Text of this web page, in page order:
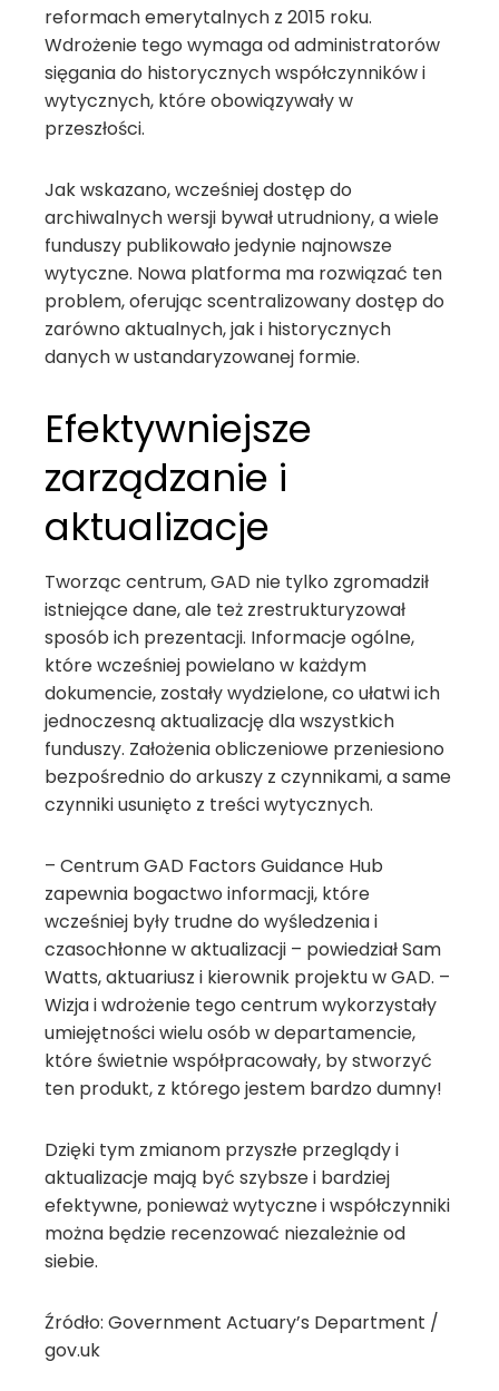
reformach emerytalnych z 2015 roku.
Wdrożenie tego wymaga od administratorów
sięgania do historycznych współczynników i
wytycznych, które obowiązywały w
przeszłości.
Jak wskazano, wcześniej dostęp do
archiwalnych wersji bywał utrudniony, a wiele
funduszy publikowało jedynie najnowsze
wytyczne. Nowa platforma ma rozwiązać ten
problem, oferując scentralizowany dostęp do
zarówno aktualnych, jak i historycznych
danych w ustandaryzowanej formie.
Efektywniejsze
zarządzanie i
aktualizacje
Tworząc centrum, GAD nie tylko zgromadził
istniejące dane, ale też zrestrukturyzował
sposób ich prezentacji. Informacje ogólne,
które wcześniej powielano w każdym
dokumencie, zostały wydzielone, co ułatwi ich
jednoczesną aktualizację dla wszystkich
funduszy. Założenia obliczeniowe przeniesiono
bezpośrednio do arkuszy z czynnikami, a same
czynniki usunięto z treści wytycznych.
– Centrum GAD Factors Guidance Hub
zapewnia bogactwo informacji, które
wcześniej były trudne do wyśledzenia i
czasochłonne w aktualizacji – powiedział Sam
Watts, aktuariusz i kierownik projektu w GAD. –
Wizja i wdrożenie tego centrum wykorzystały
umiejętności wielu osób w departamencie,
które świetnie współpracowały, by stworzyć
ten produkt, z którego jestem bardzo dumny!
Dzięki tym zmianom przyszłe przeglądy i
aktualizacje mają być szybsze i bardziej
efektywne, ponieważ wytyczne i współczynniki
można będzie recenzować niezależnie od
siebie.
Źródło: Government Actuary’s Department /
gov.uk